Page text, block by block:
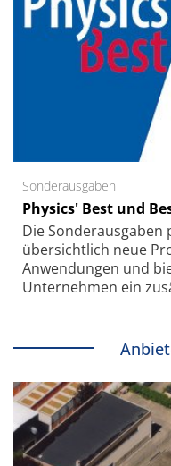
Sonderausgaben
Physics' Best und
Die
übersichtlich neue
Anwendungen und
Unternehmen ein